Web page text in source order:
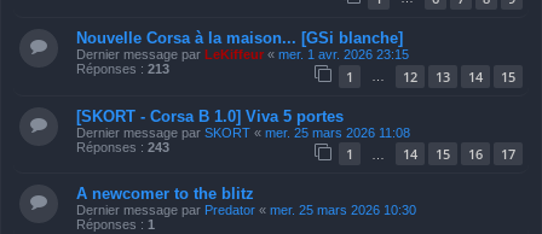
Nouvelle Corsa à la maison... [GSi blanche]
Dernier message par LeKiffeur « mer. 1 avr. 2026 23:15
Réponses : 213 1 12 13 14 15
[SKORT - Corsa B 1.0] Viva 5 portes
Dernier message par SKORT « mer. 25 mars 2026 11:08
Réponses : 243 1 14 15 16 17
A newcomer to the blitz
Dernier message par Predator « mer. 25 mars 2026 10:30
Réponses : 1